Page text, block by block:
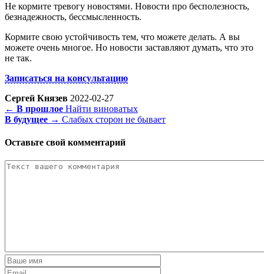
Не кормите тревогу новостями. Новости про бесполезность,
безнадежность, бессмысленность.
Кормите свою устойчивость тем, что можете делать. А вы
можете очень многое. Но новости заставляют думать, что это
не так.
Записаться на консультацию
Сергей Князев 2022-02-27
← В прошлое Найти виноватых
В будущее → Слабых сторон не бывает
Оставьте свой комментарий